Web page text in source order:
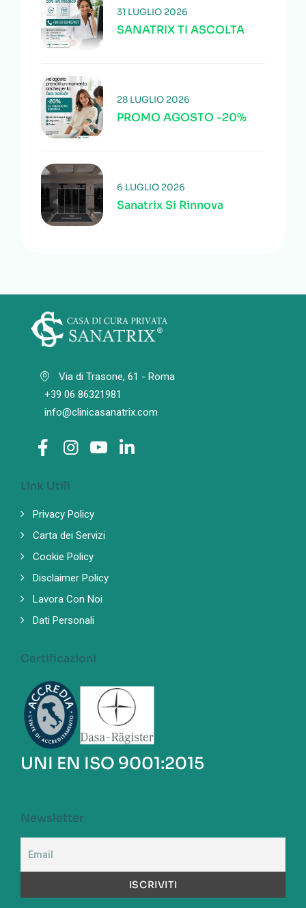
SANATRIX TI ASCOLTA
31 LUGLIO 2026
PROMO AGOSTO -20%
28 LUGLIO 2026
Sanatrix Si Rinnova
6 LUGLIO 2026
Via di Trasone, 61 - Roma
+39 06 86321981
info@clinicasanatrix.com
Link Utili
Privacy Policy
Carta dei Servizi
Cookie Policy
Disclaimer Policy
Lavora Con Noi
Dati Personali
Certificazioni
UNI EN ISO 9001:2015
Newsletter